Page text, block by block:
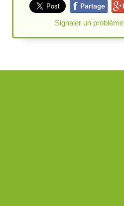
Signaler un problème